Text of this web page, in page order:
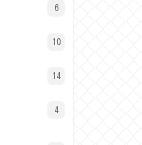
6
10
14
4